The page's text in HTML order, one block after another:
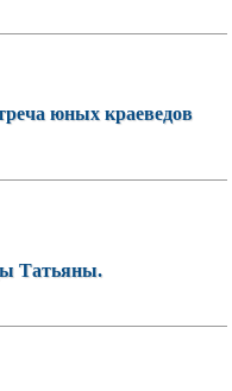
юных краеведов
Татьяны.